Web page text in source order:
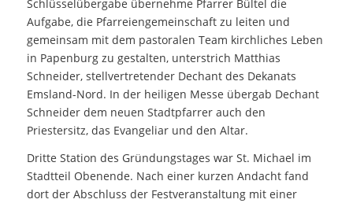
Schlüsselübergabe übernehme Pfarrer Bültel die
Aufgabe, die Pfarreiengemeinschaft zu leiten und
gemeinsam mit dem pastoralen Team kirchliches Leben
in Papenburg zu gestalten, unterstrich Matthias
Schneider, stellvertretender Dechant des Dekanats
Emsland-Nord. In der heiligen Messe übergab Dechant
Schneider dem neuen Stadtpfarrer auch den
Priestersitz, das Evangeliar und den Altar.
Dritte Station des Gründungstages war St. Michael im
Stadtteil Obenende. Nach einer kurzen Andacht fand
dort der Abschluss der Festveranstaltung mit einer